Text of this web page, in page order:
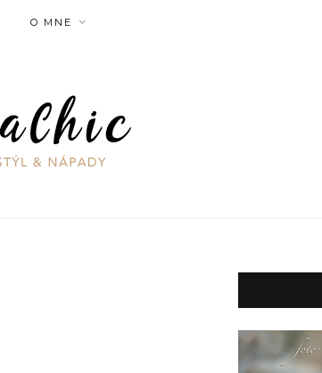
O MNE